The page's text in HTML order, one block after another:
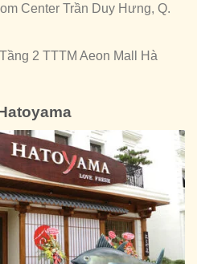
Center Trần Duy Hưng, Q.
2 TTTM Aeon Mall Hà